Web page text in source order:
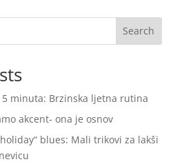
Search
5 minuta: Brzinska ljetna rutina
akcent- ona je osnov
blues: Mali trikovi za lakši